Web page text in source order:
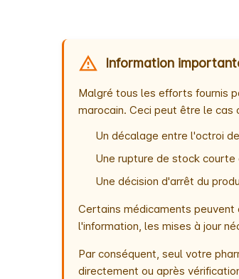
Information
Malgré tous les efforts fournis
marocain. Ceci peut être le cas
Un décalage entre l'octroi
Une rupture de stock courte
Une décision d'arrêt du
Certains médicaments peuvent
l'information, les mises à jour
Par conséquent, seul votre
directement ou après